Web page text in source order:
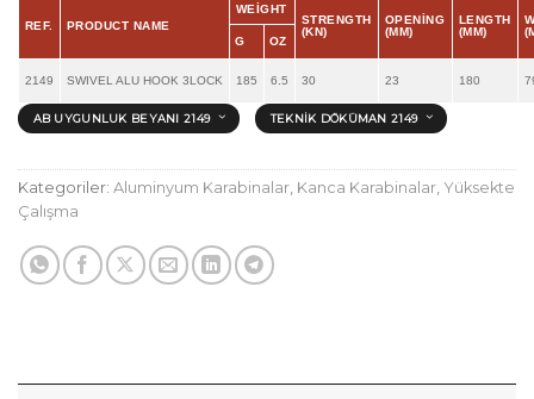
REF. PRODUCT NAME
WEIGHT
STRENGTH
(KN)
OPENING
(MM)
LENGTH
(MM)
G OZ
2149 SWIVEL ALU HOOK 3LOCK 185 6.5 30 23 180
AB UYGUNLUK BEYANI 2149 TEKNIK DÖKÜMAN 2149
Kategoriler: Aluminyum Karabinalar, Kanca Karabinalar, Yüksekte
Çalışma